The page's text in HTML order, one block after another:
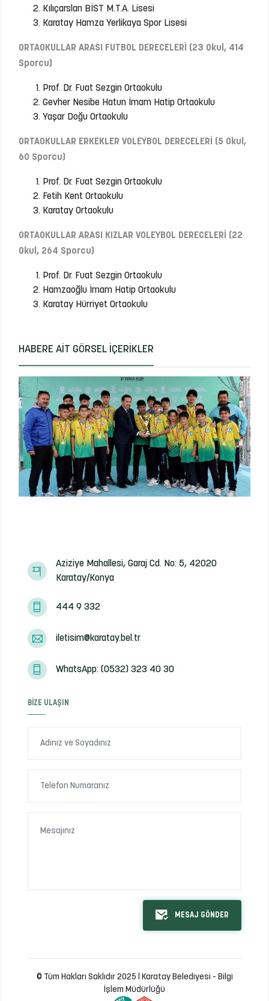
Kılıçarslan BİST M.T.A. Lisesi
Karatay Hamza Yerlikaya Spor Lisesi
ORTAOKULLAR ARASI FUTBOL DERECELERİ (23 Okul, 414
Sporcu)
Prof. Dr. Fuat Sezgin Ortaokulu
Gevher Nesibe Hatun İmam Hatip Ortaokulu
Yaşar Doğu Ortaokulu
ORTAOKULLAR ERKEKLER VOLEYBOL DERECELERİ (5 Okul,
60 Sporcu)
Prof. Dr. Fuat Sezgin Ortaokulu
Fetih Kent Ortaokulu
Karatay Ortaokulu
ORTAOKULLAR ARASI KIZLAR VOLEYBOL DERECELERİ (22
Okul, 264 Sporcu)
Prof. Dr. Fuat Sezgin Ortaokulu
Hamzaoğlu İmam Hatip Ortaokulu
Karatay Hürriyet Ortaokulu
HABERE AIT GÖRSEL İÇERIKLER
Aziziye Mahallesi, Garaj Cd. No: 5, 42020
Karatay/Konya
444 9 332
iletisim@karatay.bel.tr
WhatsApp: (0532) 323 40 30
BIZE ULAŞIN
MESAJ GÖNDER
© Tüm Hakları Saklıdır 2025 | Karatay Belediyesi - Bilgi
İşlem Müdürlüğü